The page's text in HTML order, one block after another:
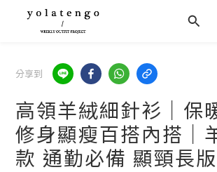
分享到
高領羊絨細針衫｜保
修身顯瘦百搭內搭｜
款 通勤必備 顯頸長版